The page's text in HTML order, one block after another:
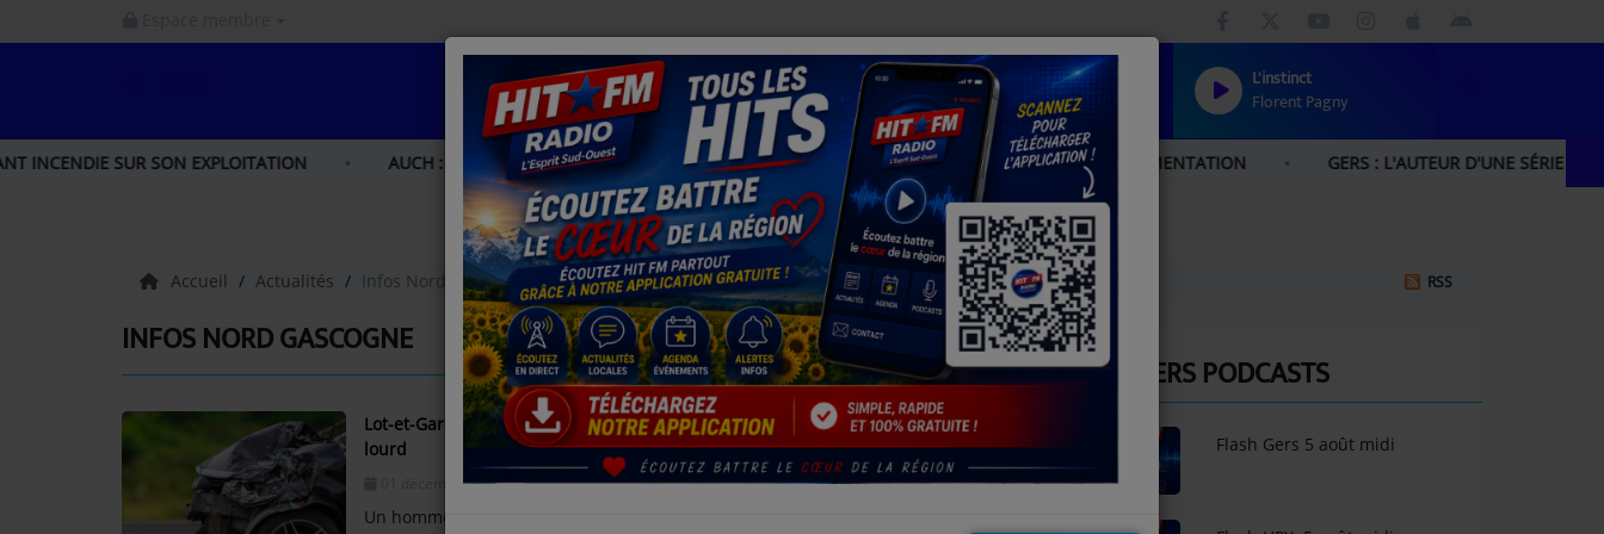
L'instinct
Florent Pagny
SUR SON EXPLOITATION AUCH : UNE FUITE DE GAZ ENTRAÎNE L'ÉVACUATION D'UNE ÉCOLE ET PRIVE 670 ABONNÉS D'ALIMENTATION GERS : L'AUTEUR D'UNE SÉRIE DE
ACCUEIL
INFOS NORD GASCOGNE
INFOS HAUTES - PYRÉNÉES
Accueil Actualités Infos Nord Gascogne RSS
INFOS NORD GASCOGNE
Lot-et-Garonne : un homme de 28 ans décède après avoir percuté un poids
lourd
01 décembre 2025 - 14:12
Un homme de 28 ans a perdu la vie sur l'autoroute A62 ce lundi en milieu de
DERNIERS PODCASTS
Flash Gers 5 août midi